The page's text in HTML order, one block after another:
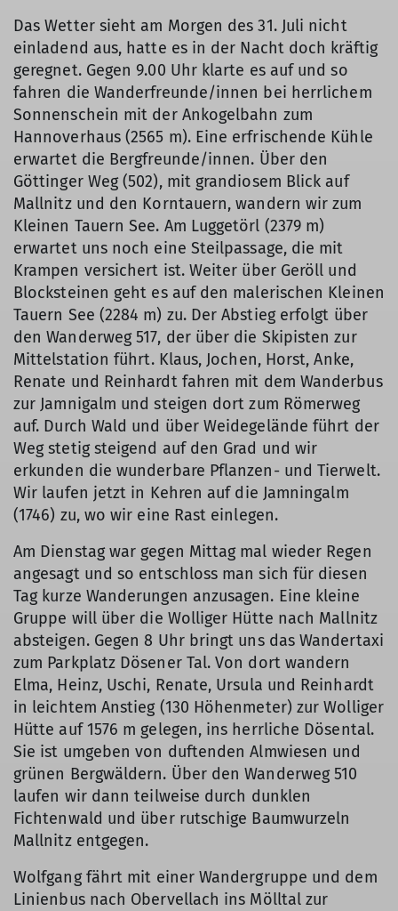
Das Wetter sieht am Morgen des 31. Juli nicht
einladend aus, hatte es in der Nacht doch kräftig
geregnet. Gegen 9.00 Uhr klarte es auf und so
fahren die Wanderfreunde/innen bei herrlichem
Sonnenschein mit der Ankogelbahn zum
Hannoverhaus (2565 m). Eine erfrischende Kühle
erwartet die Bergfreunde/innen. Über den
Göttinger Weg (502), mit grandiosem Blick auf
Mallnitz und den Korntauern, wandern wir zum
Kleinen Tauern See. Am Luggetörl (2379 m)
erwartet uns noch eine Steilpassage, die mit
Krampen versichert ist. Weiter über Geröll und
Blocksteinen geht es auf den malerischen Kleinen
Tauern See (2284 m) zu. Der Abstieg erfolgt über
den Wanderweg 517, der über die Skipisten zur
Mittelstation führt. Klaus, Jochen, Horst, Anke,
Renate und Reinhardt fahren mit dem Wanderbus
zur Jamnigalm und steigen dort zum Römerweg
auf. Durch Wald und über Weidegelände führt der
Weg stetig steigend auf den Grad und wir
erkunden die wunderbare Pflanzen- und Tierwelt.
Wir laufen jetzt in Kehren auf die Jamningalm
(1746) zu, wo wir eine Rast einlegen.
Am Dienstag war gegen Mittag mal wieder Regen
angesagt und so entschloss man sich für diesen
Tag kurze Wanderungen anzusagen. Eine kleine
Gruppe will über die Wolliger Hütte nach Mallnitz
absteigen. Gegen 8 Uhr bringt uns das Wandertaxi
zum Parkplatz Dösener Tal. Von dort wandern
Elma, Heinz, Uschi, Renate, Ursula und Reinhardt
in leichtem Anstieg (130 Höhenmeter) zur Wolliger
Hütte auf 1576 m gelegen, ins herrliche Dösental.
Sie ist umgeben von duftenden Almwiesen und
grünen Bergwäldern. Über den Wanderweg 510
laufen wir dann teilweise durch dunklen
Fichtenwald und über rutschige Baumwurzeln
Mallnitz entgegen.
Wolfgang fährt mit einer Wandergruppe und dem
Linienbus nach Obervellach ins Mölltal zur